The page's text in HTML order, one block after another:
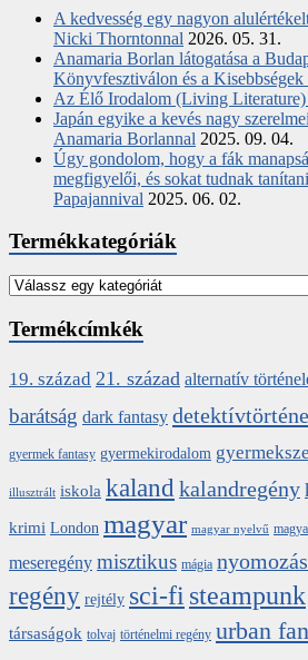
A kedvesség egy nagyon
Nicki Thorntonnal 2026. 05. 31.
Anamaria Borlan látogatása a
Könyvfesztiválon és a Kisebbségek
Az Élő Irodalom (Living
Japán egyike a kevés nagy
Anamaria Borlannal 2025. 09. 04.
Úgy gondolom, hogy a fák
megfigyelői, és sokat tudnak
Papajannival 2025. 06. 02.
Termékkategóriák
Termékcímkék
19. század 21. század alternatív
barátság dark fantasy
gyermek fantasy gyermekirodalom
illusztrált iskola kalandkalandregény
krimi London magyar magyar nyelvű
meseregény misztikus mágia nyomozás
regény rejtély sci-fisteampunk
társaságok tolvaj történelmi regény urban